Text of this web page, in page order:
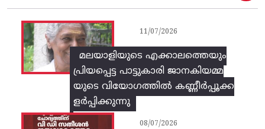
മലയാളിയുടെ എക്കാലത്തെയും
പ്രിയപ്പെട്ട പാട്ടുകാരി ജാനകിയമ്മ
യുടെ വിയോഗത്തിൽ കണ്ണീർപ്പൂക്ക
ളർപ്പിക്കുന്നു
11/07/2026
08/07/2026